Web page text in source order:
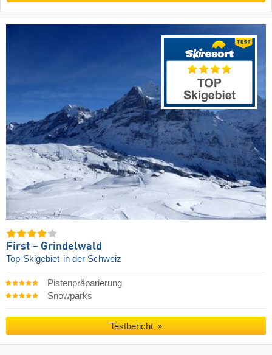
First – Grindelwald
Top-Skigebiet in der Schweiz
Pistenpräparierung
Snowparks
Testbericht